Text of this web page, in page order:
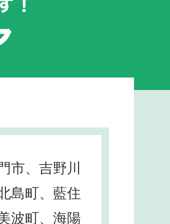
市、吉野川
島町、藍住
波町、海陽